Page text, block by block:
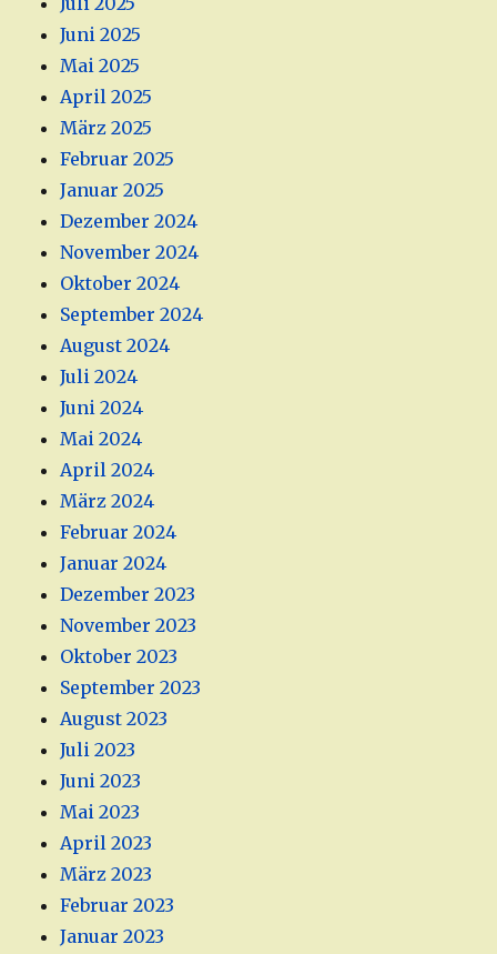
Juni 2025
Mai 2025
April 2025
März 2025
Februar 2025
Januar 2025
Dezember 2024
November 2024
Oktober 2024
September 2024
August 2024
Juli 2024
Juni 2024
Mai 2024
April 2024
März 2024
Februar 2024
Januar 2024
Dezember 2023
November 2023
Oktober 2023
September 2023
August 2023
Juli 2023
Juni 2023
Mai 2023
April 2023
März 2023
Februar 2023
Januar 2023